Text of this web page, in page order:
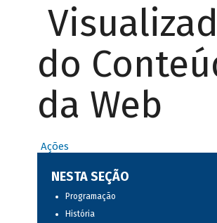
do
da Web
Ações
NESTA SEÇÃO
Programação
História